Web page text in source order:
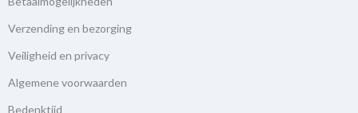
Verzending en bezorging
Veiligheid en privacy
Algemene voorwaarden
Bedenktijd